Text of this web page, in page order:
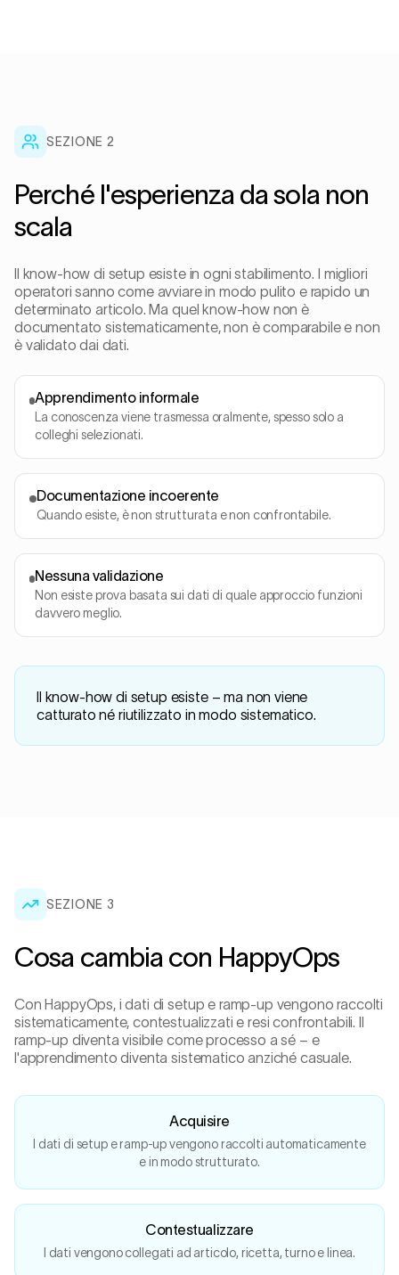
SEZIONE 2
Perché l'esperienza da sola non
scala
Il know-how di setup esiste in ogni stabilimento. I migliori
operatori sanno come avviare in modo pulito e rapido un
determinato articolo. Ma quel know-how non è
documentato sistematicamente, non è comparabile e non
è validato dai dati.
Apprendimento informale
La conoscenza viene trasmessa oralmente, spesso solo a
colleghi selezionati.
Documentazione incoerente
Quando esiste, è non strutturata e non confrontabile.
Nessuna validazione
Non esiste prova basata sui dati di quale approccio funzioni
davvero meglio.
Il know-how di setup esiste – ma non viene
catturato né riutilizzato in modo sistematico.
SEZIONE 3
Cosa cambia con HappyOps
Con HappyOps, i dati di setup e ramp-up vengono raccolti
sistematicamente, contestualizzati e resi confrontabili. Il
ramp-up diventa visibile come processo a sé – e
l'apprendimento diventa sistematico anziché casuale.
Acquisire
I dati di setup e ramp-up vengono raccolti automaticamente
e in modo strutturato.
Contestualizzare
I dati vengono collegati ad articolo, ricetta, turno e linea.